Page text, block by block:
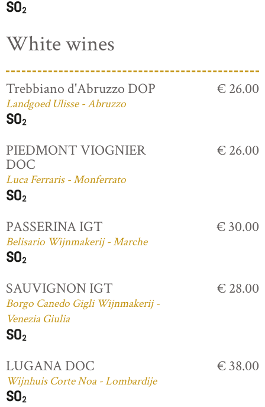
White wines
Trebbiano d'Abruzzo DOP
Landgoed Ulisse - Abruzzo
€ 26.00
PIEDMONT VIOGNIER
DOC
Luca Ferraris - Monferrato
€ 26.00
PASSERINA IGT
Belisario Wijnmakerij - Marche
€ 30.00
SAUVIGNON IGT
Borgo Canedo Gigli Wijnmakerij -
Venezia Giulia
€ 28.00
LUGANA DOC
Wijnhuis Corte Noa - Lombardije
€ 38.00